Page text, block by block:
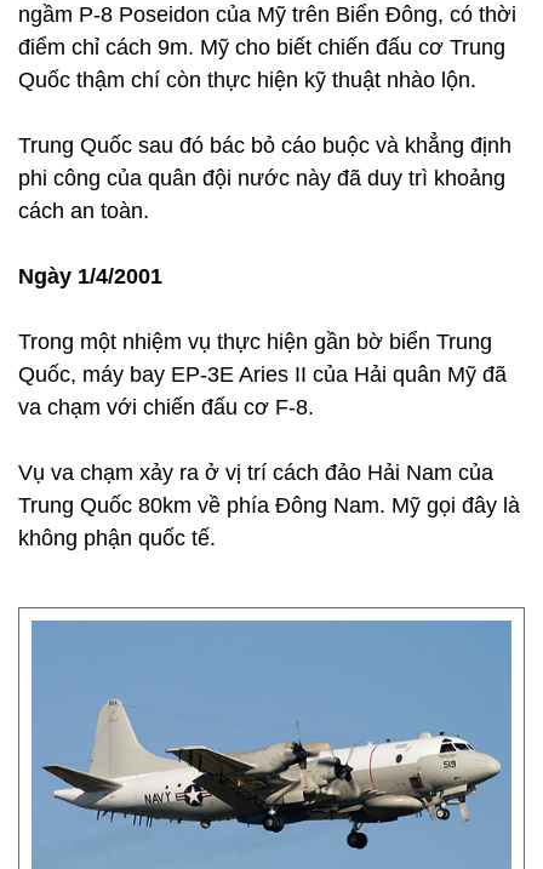
ngầm P-8 Poseidon của Mỹ trên Biển Đông, có thời
điểm chỉ cách 9m. Mỹ cho biết chiến đấu cơ Trung
Quốc thậm chí còn thực hiện kỹ thuật nhào lộn.
Trung Quốc sau đó bác bỏ cáo buộc và khẳng định
phi công của quân đội nước này đã duy trì khoảng
cách an toàn.
Ngày 1/4/2001
Trong một nhiệm vụ thực hiện gần bờ biển Trung
Quốc, máy bay EP-3E Aries II của Hải quân Mỹ đã
va chạm với chiến đấu cơ F-8.
Vụ va chạm xảy ra ở vị trí cách đảo Hải Nam của
Trung Quốc 80km về phía Đông Nam. Mỹ gọi đây là
không phận quốc tế.